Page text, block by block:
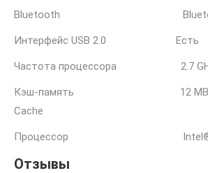
Bluetooth
Интерфейс USB 2.0 Есть
Частота процессора 2.7
Кэш-память 12 MB
Cache
Процессор Intel®
Отзывы